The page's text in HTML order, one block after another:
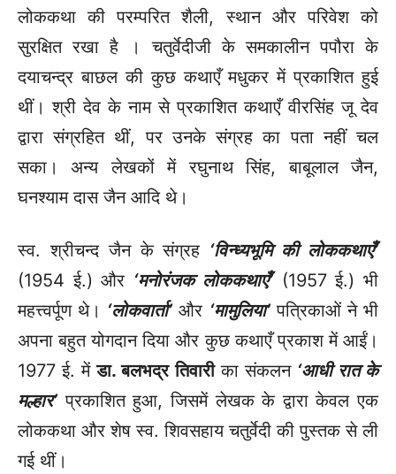
लोककथा की परम्परित शैली, स्थान और परिवेश को
सुरक्षित रखा है । चतुर्वेदीजी के समकालीन पपौरा के
दयाचन्द्र बाछल की कुछ कथाएँ मधुकर में प्रकाशित हुई
थीं। श्री देव के नाम से प्रकाशित कथाएँ वीरसिंह जू देव
द्वारा संग्रहित थीं, पर उनके संग्रह का पता नहीं चल
सका। अन्य लेखकों में रघुनाथ सिंह, बाबूलाल जैन,
घनश्याम दास जैन आदि थे।
स्व. श्रीचन्द जैन के संग्रह ‘विन्ध्यभूमि की लोककथाएँ’
(1954 ई.) और ‘मनोरंजक लोककथाएँ’(1957 ई.) भी
महत्त्वर्पूण थे। ‘लोकवार्ता’ और ‘मामुलिया’पत्रिकाओं ने भी
अपना बहुत योगदान दिया और कुछ कथाएँ प्रकाश में आईं।
1977 ई. मेंडा. बलभद्र तिवारीका संकलन ‘आधी रात के
मल्हार’ प्रकाशित हुआ, जिसमें लेखक के द्वारा केवल एक
लोककथा और शेष स्व. शिवसहाय चतुर्वेदी की पुस्तक से ली
गई थीं।